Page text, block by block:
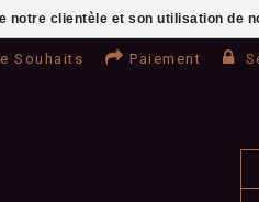
Souhaits Paiement
clientèle et son utilisation de